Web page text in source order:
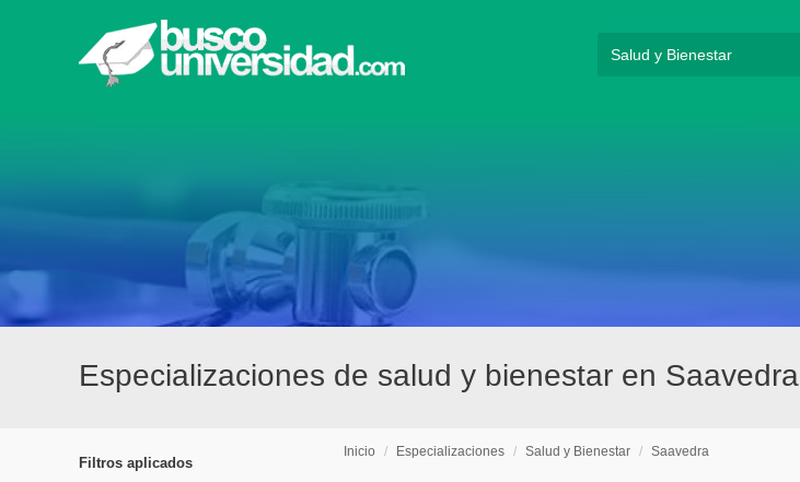
Especializaciones de salud y bienestar en Saavedra
Filtros aplicados
Inicio / Especializaciones / Salud y Bienestar / Saavedra